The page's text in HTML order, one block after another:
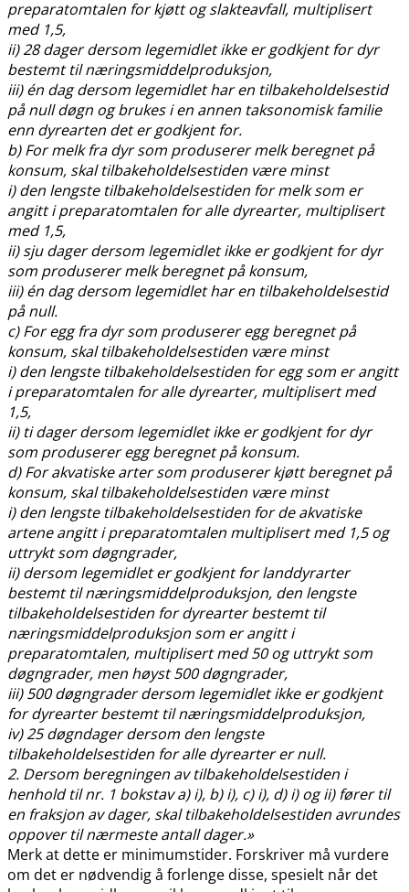
preparatomtalen for kjøtt og slakteavfall, multiplisert
med 1,5,
ii) 28 dager dersom legemidlet ikke er godkjent for dyr
bestemt til næringsmiddelproduksjon,
iii) én dag dersom legemidlet har en tilbakeholdelsestid
på null døgn og brukes i en annen taksonomisk familie
enn dyrearten det er godkjent for.
b) For melk fra dyr som produserer melk beregnet på
konsum, skal tilbakeholdelsestiden være minst
i) den lengste tilbakeholdelsestiden for melk som er
angitt i preparatomtalen for alle dyrearter, multiplisert
med 1,5,
ii) sju dager dersom legemidlet ikke er godkjent for dyr
som produserer melk beregnet på konsum,
iii) én dag dersom legemidlet har en tilbakeholdelsestid
på null.
c) For egg fra dyr som produserer egg beregnet på
konsum, skal tilbakeholdelsestiden være minst
i) den lengste tilbakeholdelsestiden for egg som er angitt
i preparatomtalen for alle dyrearter, multiplisert med
1,5,
ii) ti dager dersom legemidlet ikke er godkjent for dyr
som produserer egg beregnet på konsum.
d) For akvatiske arter som produserer kjøtt beregnet på
konsum, skal tilbakeholdelsestiden være minst
i) den lengste tilbakeholdelsestiden for de akvatiske
artene angitt i preparatomtalen multiplisert med 1,5 og
uttrykt som døgngrader,
ii) dersom legemidlet er godkjent for landdyrarter
bestemt til næringsmiddelproduksjon, den lengste
tilbakeholdelsestiden for dyrearter bestemt til
næringsmiddelproduksjon som er angitt i
preparatomtalen, multiplisert med 50 og uttrykt som
døgngrader, men høyst 500 døgngrader,
iii) 500 døgngrader dersom legemidlet ikke er godkjent
for dyrearter bestemt til næringsmiddelproduksjon,
iv) 25 døgndager dersom den lengste
tilbakeholdelsestiden for alle dyrearter er null.
2. Dersom beregningen av tilbakeholdelsestiden i
henhold til nr. 1 bokstav a) i), b) i), c) i), d) i) og ii) fører til
en fraksjon av dager, skal tilbakeholdelsestiden avrundes
oppover til nærmeste antall dager.»
Merk at dette er minimumstider. Forskriver må vurdere
om det er nødvendig å forlenge disse, spesielt når det